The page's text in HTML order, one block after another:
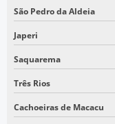
LEVANTAMENTO
LEVANTAMENTO
LEVANTAMENTO
LEVANTAMENTO
LEVANTAMENTO
São Pedro da Aldeia
Japeri
Saquarema
Três Rios
Cachoeiras de Macacu